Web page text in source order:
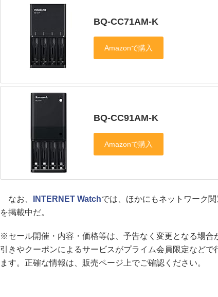
BQ-CC71AM-K
BQ-CC91AM-K
なお、 INTERNET Watchでは、ほかにもネットワーク
を掲載中だ。
※セール開催・内容・価格等は、予告なく変更となる場合
引きやクーポンによるサービスがプライム会員限定などで
ます。正確な情報は、販売ページ上でご確認ください。